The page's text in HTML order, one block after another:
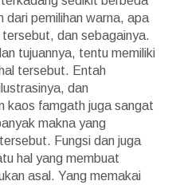
dari pemilihan warna, apa
dan sebagainya.
tujuannya, tentu memiliki
tersebut. Entah
dan
kaos famgath juga sangat
makna yang
Fungsi dan juga
hal yang membuat
asal. Yang memakai